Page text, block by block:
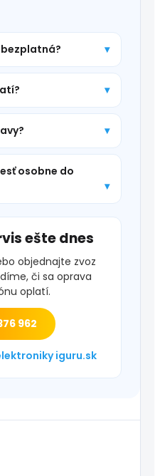
osobne do
ešte dnes
objednajte zvoz
či sa oprava
oplatí.
962
iguru.sk